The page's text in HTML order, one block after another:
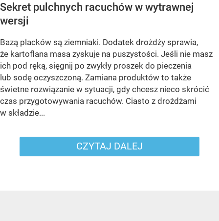
Sekret pulchnych racuchów w wytrawnej
wersji
Bazą placków są ziemniaki. Dodatek drożdży sprawia,
że kartoflana masa zyskuje na puszystości. Jeśli nie masz
ich pod ręką, sięgnij po zwykły proszek do pieczenia
lub sodę oczyszczoną. Zamiana produktów to także
świetne rozwiązanie w sytuacji, gdy chcesz nieco skrócić
czas przygotowywania racuchów. Ciasto z drożdżami
w składzie...
CZYTAJ DALEJ